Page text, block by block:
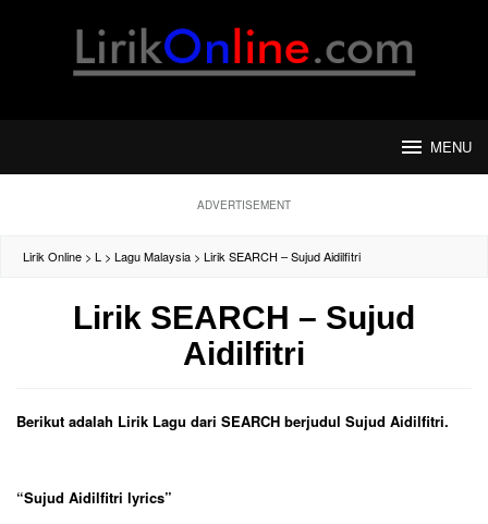
MENU
ADVERTISEMENT
Lirik Online > L > Lagu Malaysia > Lirik SEARCH – Sujud Aidilfitri
Lirik SEARCH – Sujud
Aidilfitri
Berikut adalah Lirik Lagu dari SEARCH berjudul Sujud Aidilfitri.
“Sujud Aidilfitri lyrics”